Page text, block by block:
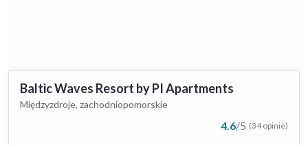
Baltic Waves Resort by PI Apartments
Międzyzdroje, zachodniopomorskie
4.6/5 (34 opinie)